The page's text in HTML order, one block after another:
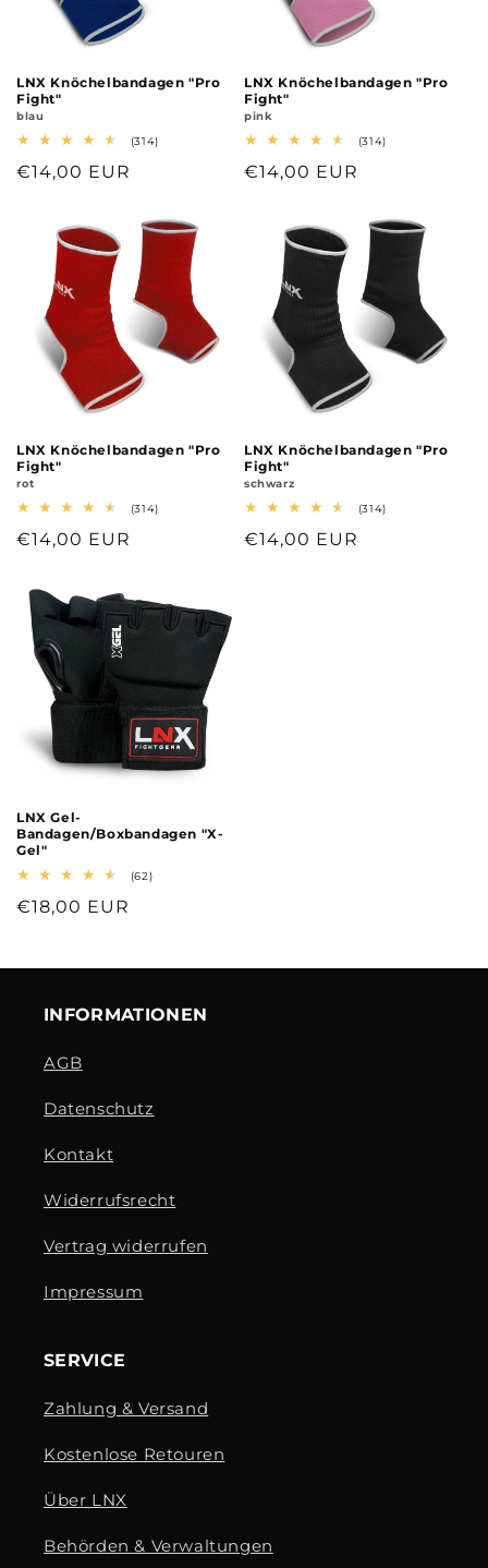
LNX Knöchelbandagen "Pro
Fight"
blau
(314)
Normaler
€14,00 EUR
LNX Knöchelbandagen "Pro
Fight"
pink
(314)
Normaler
€14,00 EUR
LNX Knöchelbandagen "Pro
Fight"
rot
(314)
Normaler
€14,00 EUR
LNX Knöchelbandagen "Pro
Fight"
schwarz
(314)
Normaler
€14,00 EUR
LNX Gel-
Bandagen/Boxbandagen "X-
Gel"
(62)62
Normaler
€18,00 EUR
INFORMATIONEN
AGB
Datenschutz
Kontakt
Widerrufsrecht
Vertrag widerrufen
Impressum
SERVICE
Zahlung & Versand
Kostenlose Retouren
Über LNX
Behörden & Verwaltungen